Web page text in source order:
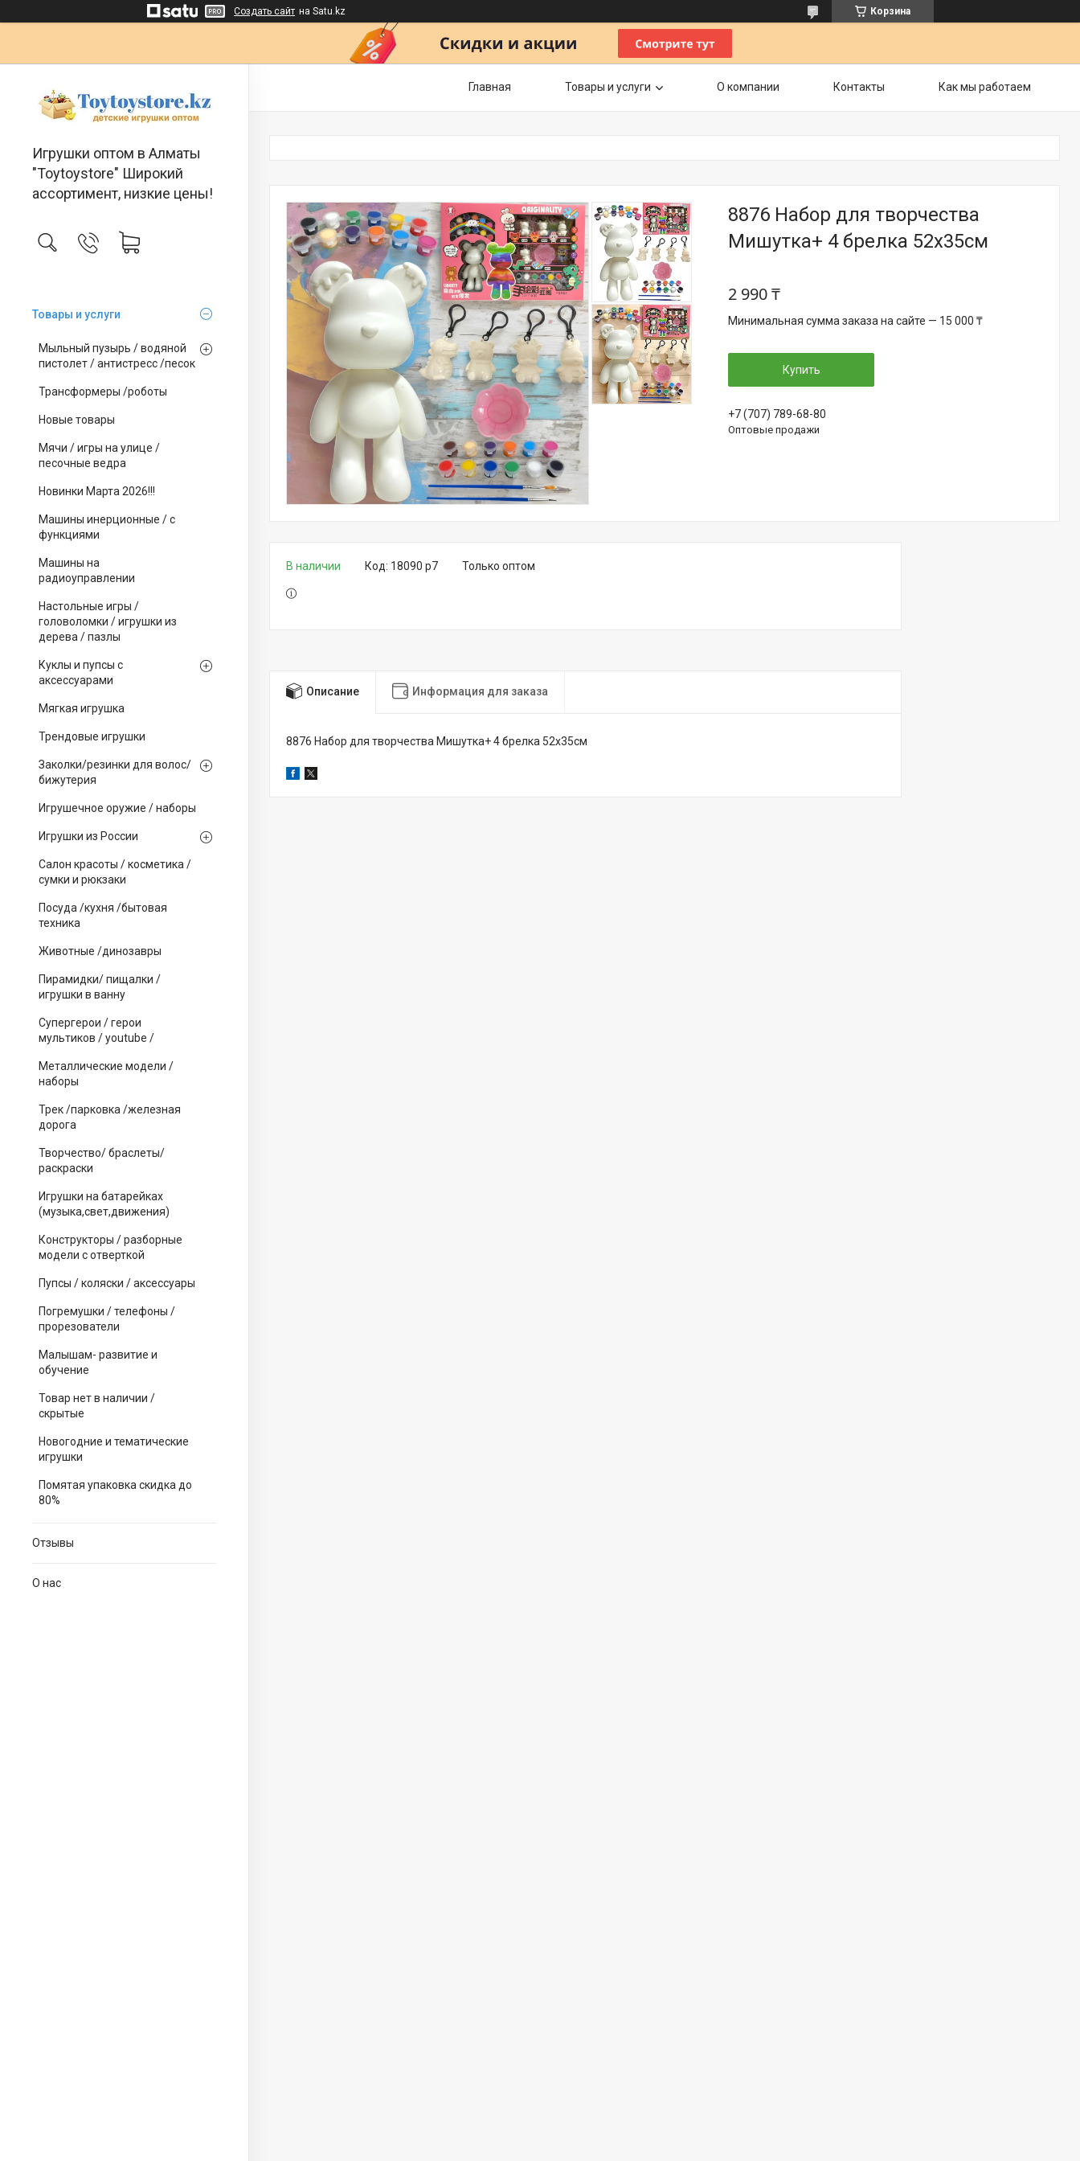
Создать сайт на Satu.kz Корзина
Игрушки оптом в Алматы
"Toytoystore" Широкий
ассортимент, низкие цены!
Товары и услуги
Мыльный пузырь / водяной
пистолет / антистресс /песок
Трансформеры /роботы
Новые товары
Мячи / игры на улице /
песочные ведра
Новинки Марта 2026!!!
Машины инерционные / с
функциями
Машины на
радиоуправлении
Настольные игры /
головоломки / игрушки из
дерева / пазлы
Куклы и пупсы с
аксессуарами
Мягкая игрушка
Трендовые игрушки
Заколки/резинки для волос/
бижутерия
Игрушечное оружие / наборы
Игрушки из России
Салон красоты / косметика /
сумки и рюкзаки
Посуда /кухня /бытовая
техника
Животные /динозавры
Пирамидки/ пищалки /
игрушки в ванну
Супергерои / герои
мультиков / youtube /
Металлические модели /
наборы
Трек /парковка /железная
дорога
Творчество/ браслеты/
раскраски
Игрушки на батарейках
(музыка,свет,движения)
Конструкторы / разборные
модели с отверткой
Пупсы / коляски / аксессуары
Погремушки / телефоны /
прорезователи
Малышам- развитие и
обучение
Товар нет в наличии /
скрытые
Новогодние и тематические
игрушки
Помятая упаковка скидка до
80%
Отзывы
О нас
Главная Товары и услуги О компании Контакты Как мы работаем
8876 Набор для творчества
Мишутка+ 4 брелка 52х35см
2 990 ₸
Минимальная сумма заказа на сайте — 15 000 ₸
Купить
+7 (707) 789-68-80
Оптовые продажи
В наличии Только оптом
Код: 18090 p7
Описание Информация для заказа
8876 Набор для творчества Мишутка+ 4 брелка 52х35см